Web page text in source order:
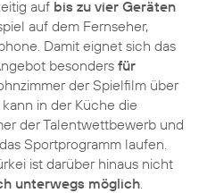
auf bis zu vier Geräten
auf dem Fernseher,
Damit eignet sich das
besonders für
der Spielfilm über
in der Küche die
der Talentwettbewerb und
Sportprogramm laufen.
ist darüber hinaus nicht
unterwegs möglich